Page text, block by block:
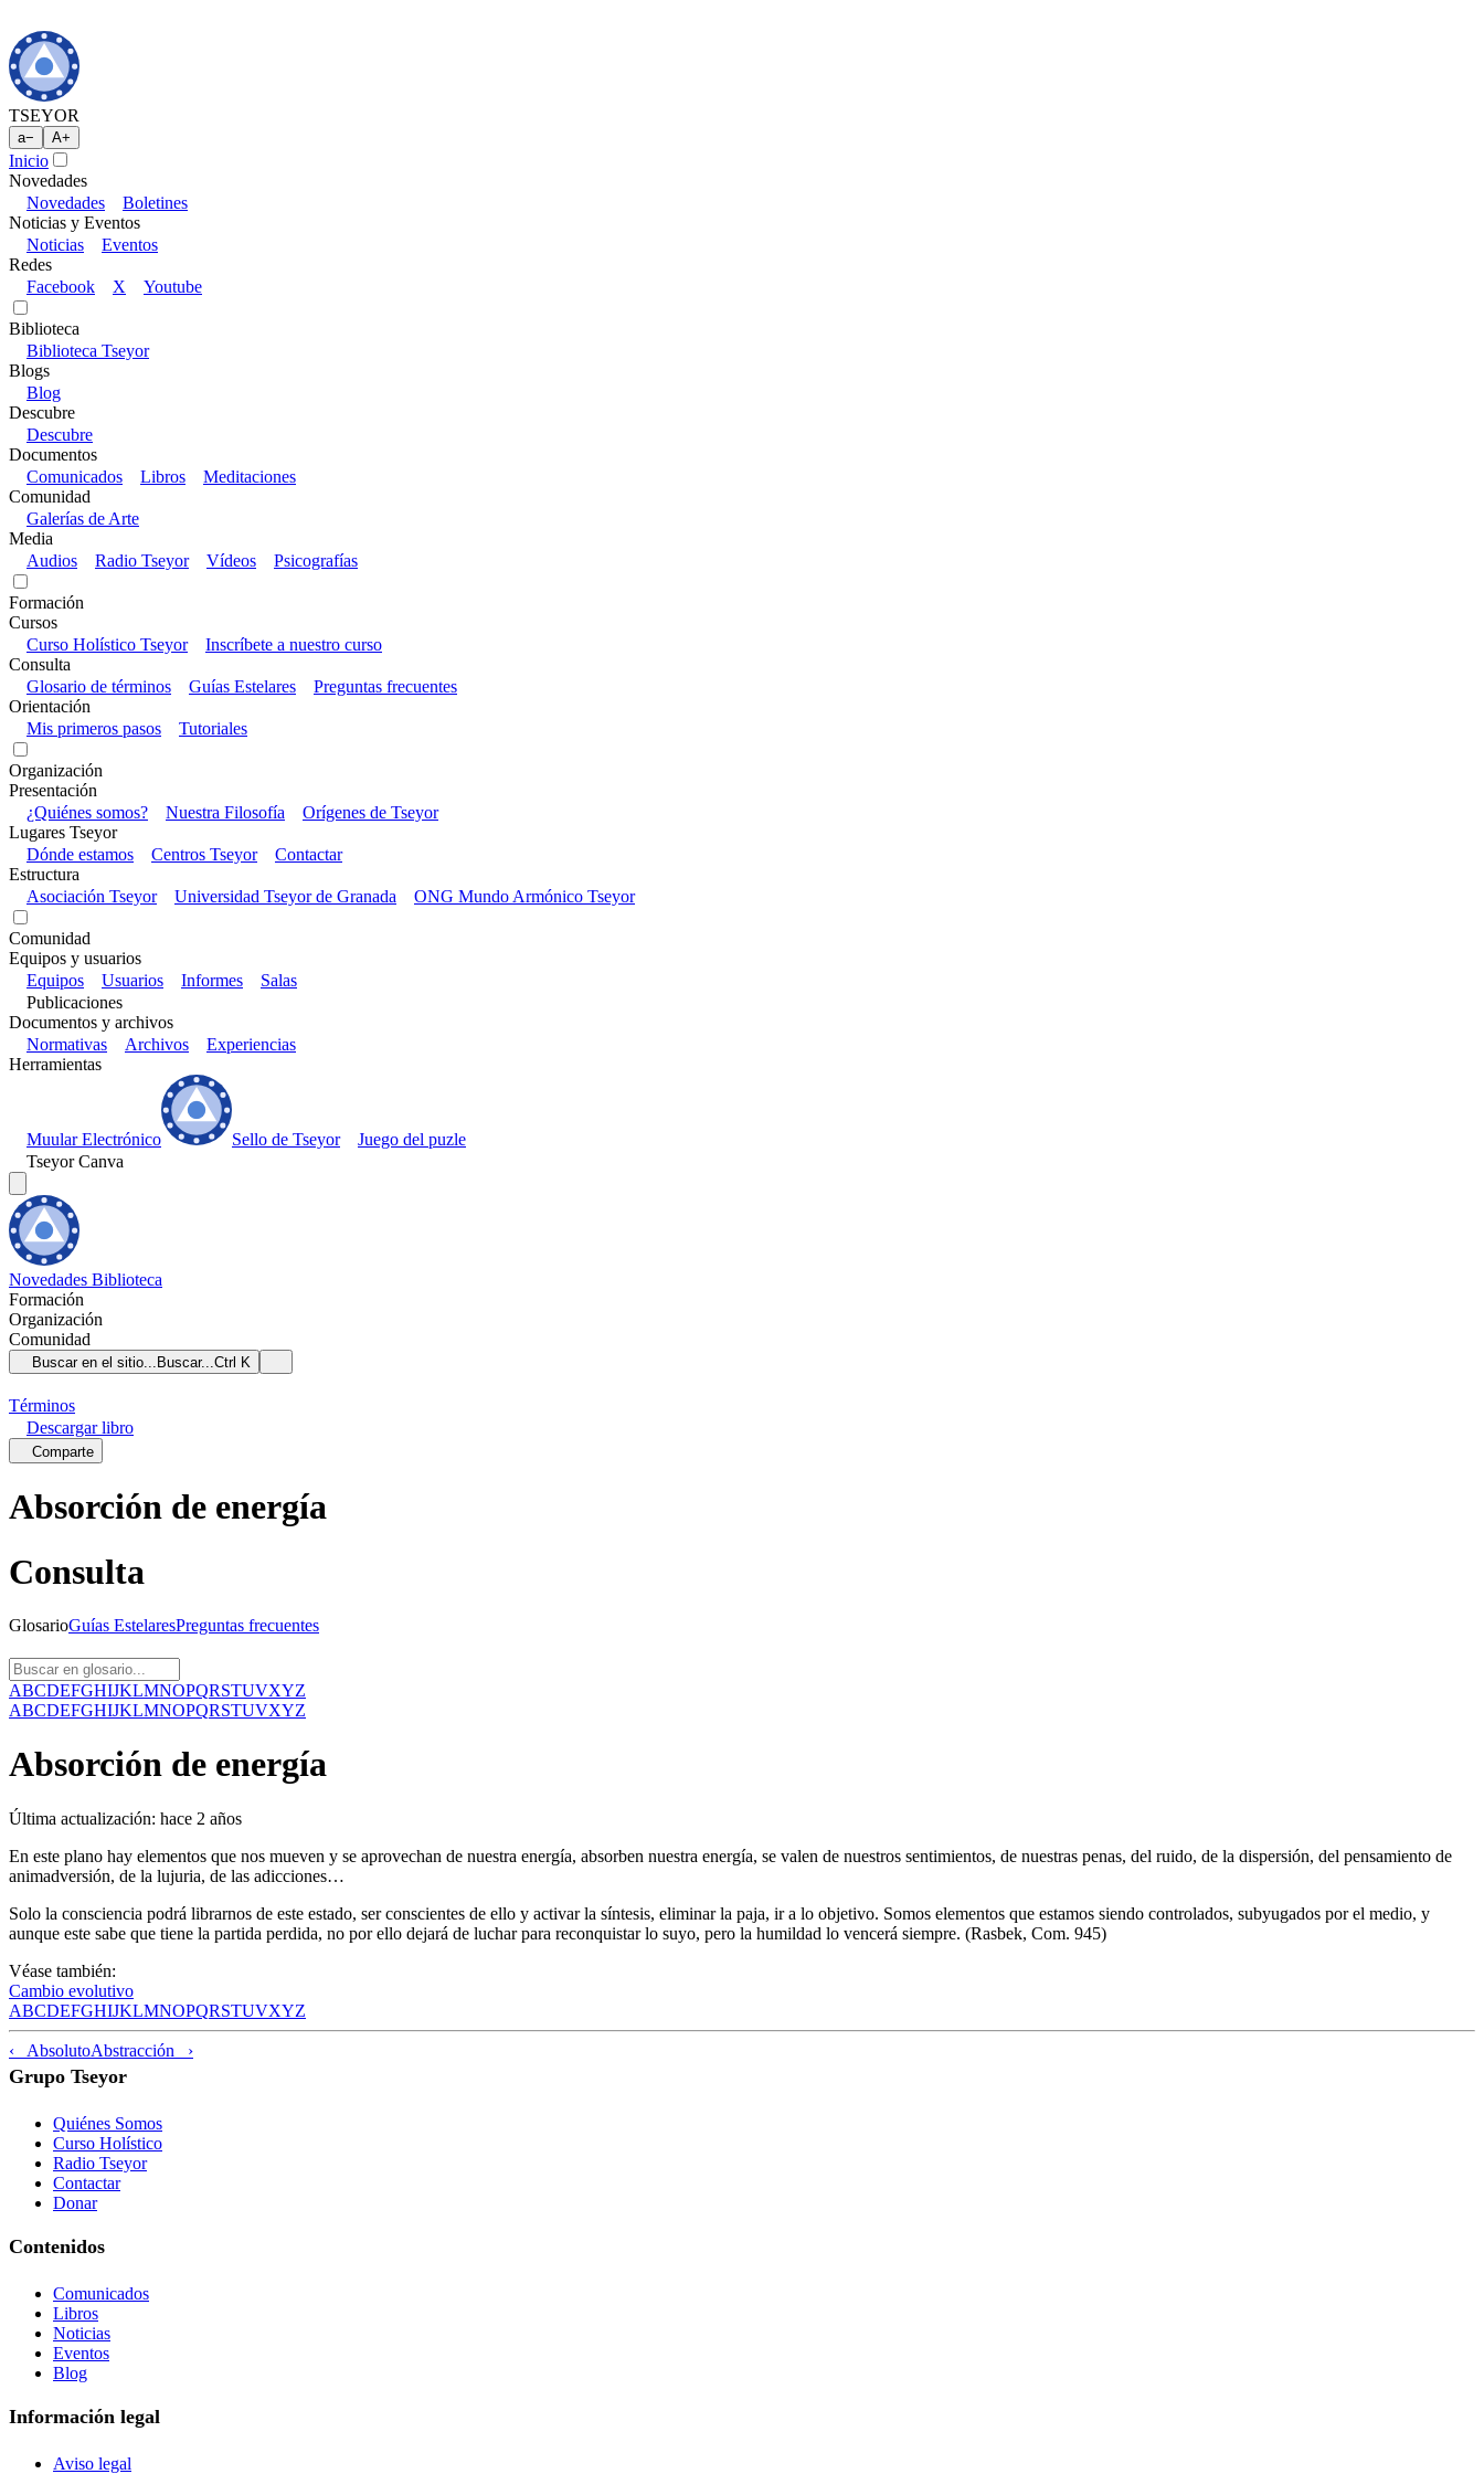
TSEYOR
a− A+
Inicio
Novedades
Novedades
Boletines
Noticias y Eventos
Noticias
Eventos
Redes
Facebook
X Youtube
Biblioteca
Biblioteca Tseyor
Blogs
Blog
Descubre
Descubre
Documentos
Comunicados
Libros
Meditaciones
Comunidad
Galerías de Arte
Media
Audios
Radio Tseyor Vídeos Psicografías
Formación
Cursos
Curso Holístico Tseyor
Inscríbete a nuestro curso
Consulta
Glosario de términos
Guías Estelares
Preguntas frecuentes
Orientación
Mis primeros pasos
Tutoriales
Organización
Presentación
¿Quiénes somos?
Nuestra Filosofía
Orígenes de Tseyor
Lugares Tseyor
Dónde estamos
Centros Tseyor
Contactar
Estructura
Asociación Tseyor
Universidad Tseyor de Granada ONG Mundo Armónico Tseyor
Comunidad
Equipos y usuarios
Equipos
Usuarios Informes
Salas
Publicaciones
Documentos y archivos
Normativas
Archivos
Experiencias
Herramientas
Muular Electrónico Sello de Tseyor
Juego del puzle
Tseyor Canva
Novedades Biblioteca
Formación
Organización
Comunidad
Buscar en el sitio... Buscar...Ctrl K
Términos
Descargarlibro
Comparte
Absorción de energía
Consulta
GlosarioGuías EstelaresPreguntas frecuentes
ABCDEFGHIJKLMNOPQRSTUVXYZ
ABCDEFGHIJKLMNOPQRSTUVXYZ
Absorción de energía
Última actualización: hace 2 años
En este plano hay elementos que nos mueven y se aprovechan de nuestra energía, absorben nuestra energía, se valen de nuestros sentimientos, de nuestras penas, del ruido, de la dispersión, del pensamiento de
animadversión, de la lujuria, de las adicciones…
Solo la consciencia podrá librarnos de este estado, ser conscientes de ello y activar la síntesis, eliminar la paja, ir a lo objetivo. Somos elementos que estamos siendo controlados, subyugados por el medio, y
aunque este sabe que tiene la partida perdida, no por ello dejará de luchar para reconquistar lo suyo, pero la humildad lo vencerá siempre. (Rasbek, Com. 945)
Véase también:
Cambio evolutivo
ABCDEFGHIJKLMNOPQRSTUVXYZ
‹ AbsolutoAbstracción ›
Grupo Tseyor
Quiénes Somos
Curso Holístico
Radio Tseyor
Contactar
Donar
Contenidos
Comunicados
Libros
Noticias
Eventos
Blog
Información legal
Aviso legal